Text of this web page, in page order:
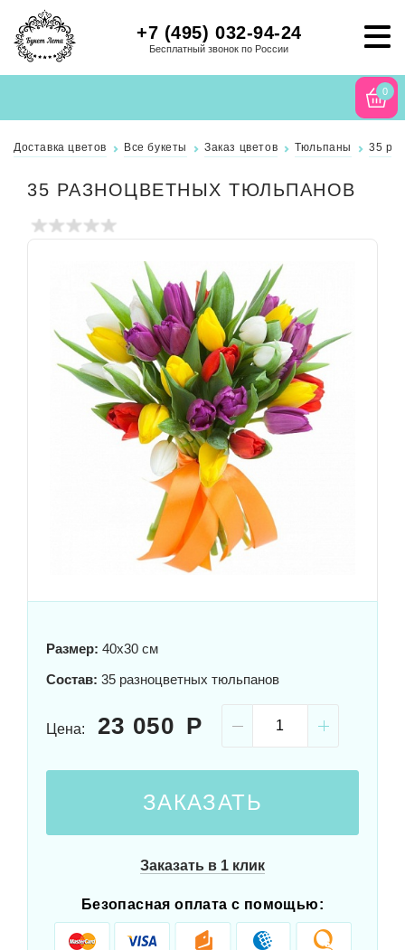
+7 (495) 032-94-24
Бесплатный звонок по России
0
Доставка цветов Все букеты Заказ цветов Тюльпаны 35
35 РАЗНОЦВЕТНЫХ ТЮЛЬПАНОВ
Размер: 40x30 см
Состав: 35 разноцветных тюльпанов
Цена: 23 050
ЗАКАЗАТЬ
Заказать в 1 клик
Безопасная оплата с помощью: